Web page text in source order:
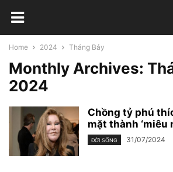
Home 2024 Tháng Bảy
Monthly Archives:
2024
Chồng tỷ phú
mặt thành ‘miêu
ĐỜI SỐNG 31/07/2024